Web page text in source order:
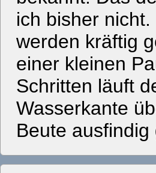
ich bisher
werden kräftig
einer kleinen
Schritten läuft
Wasserkante
Beute ausfindig